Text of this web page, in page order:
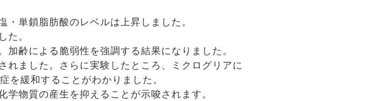
単鎖脂肪酸のレベルは上昇しました。
。
齢による脆弱性を強調する結果になりました。
れました。さらに実験したところ、ミクログリアに
緩和することがわかりました。
物質の産生を抑えることが示唆されます。